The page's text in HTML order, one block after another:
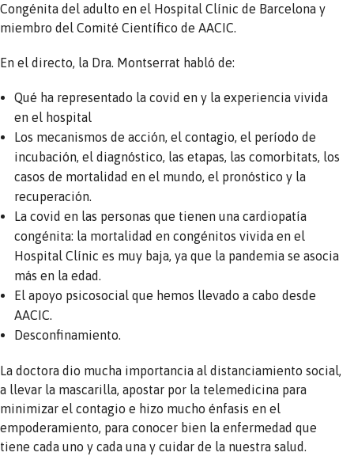
Congénita del adulto en el Hospital Clínic de Barcelona y
miembro del Comité Científico de AACIC.
En el directo, la Dra. Montserrat habló de:
Qué ha representado la covid en y la experiencia vivida
en el hospital
Los mecanismos de acción, el contagio, el período de
incubación, el diagnóstico, las etapas, las comorbitats, los
casos de mortalidad en el mundo, el pronóstico y la
recuperación.
La covid en las personas que tienen una cardiopatía
congénita: la mortalidad en congénitos vivida en el
Hospital Clínic es muy baja, ya que la pandemia se asocia
más en la edad.
El apoyo psicosocial que hemos llevado a cabo desde
AACIC.
Desconfinamiento.
La doctora dio mucha importancia al distanciamiento social,
a llevar la mascarilla, apostar por la telemedicina para
minimizar el contagio e hizo mucho énfasis en el
empoderamiento, para conocer bien la enfermedad que
tiene cada uno y cada una y cuidar de la nuestra salud.